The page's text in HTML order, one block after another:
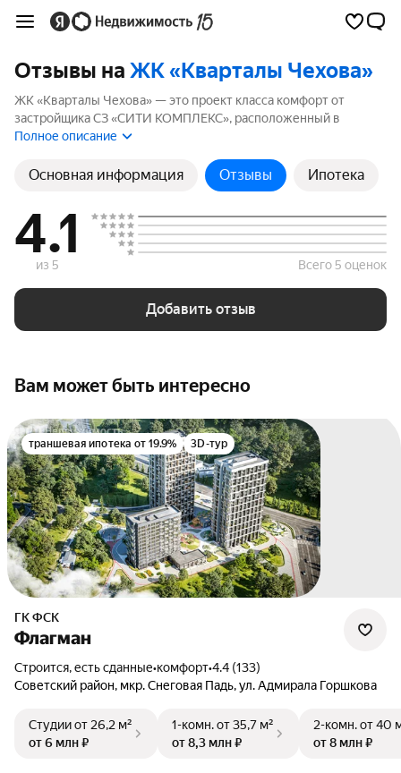
Отзывы на ЖК «Кварталы Чехова»
ЖК «Кварталы Чехова» — это проект класса комфорт от
застройщика СЗ «СИТИ КОМПЛЕКС», расположенный в
Ленинский район. Комплекс включает 1 корпуса высотой до 19
Чехова», ознакомьтесь с отзывами покупателей и жителей
района. Мы рассчитали рейтинг на основе реальных отзывов,
Полное описание
Основная информация Отзывы Ипотека
4.1
из 5 Всего 5 оценок
Добавить отзыв
Вам может быть интересно
траншевая ипотека от 19.9% 3D-тур
ГК ФСК
Флагман
Строится, есть сданные•комфорт•4.4 (133)
Советский район, мкр. Снеговая Падь,ул. Адмирала Горшкова
Студииот 26,2 м²
от 6 млн ₽
1-комн.от 35,7 м²
от 8,3 млн ₽
2-комн.от 40
от 8 млн ₽